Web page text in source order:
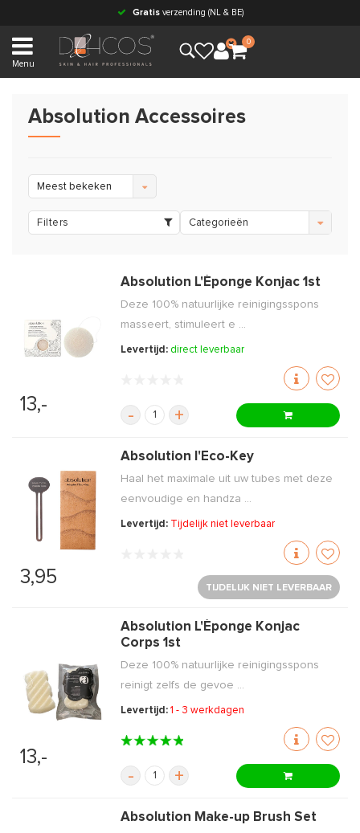
Gratisverzending (NL & BE)
Menu
0
Absolution Accessoires
Meest bekeken
Filters Categorieën
13,-
Absolution L'Éponge Konjac 1st
Deze 100% natuurlijke reinigingsspons
masseert, stimuleert e ...
Levertijd: direct leverbaar
- +
3,95
Absolution l'Eco-Key
Haal het maximale uit uw tubes met deze
eenvoudige en handza ...
Levertijd: Tijdelijk niet leverbaar
TIJDELIJK NIET LEVERBAAR
13,-
Absolution L'Éponge Konjac
Corps 1st
Deze 100% natuurlijke reinigingsspons
reinigt zelfs de gevoe ...
Levertijd:1 - 3 werkdagen
- +
Absolution Make-up Brush Set